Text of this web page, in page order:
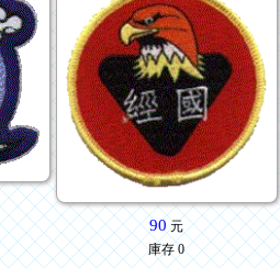
90 元
庫存 0